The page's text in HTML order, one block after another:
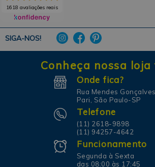
SIGA-NOS!
1618 avaliações reais
Conheça nossa loja
Onde fica?
Rua Mendes
Pari, São Paulo-SP
Telefone
(11) 2618-9898
(11) 94257-4642
Funcionamento
Segunda à Sexta
das 08:00 às 17:45